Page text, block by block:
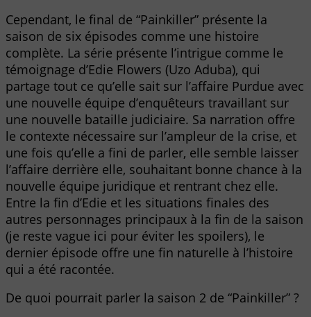
Cependant, le final de “Painkiller” présente la
saison de six épisodes comme une histoire
complète. La série présente l’intrigue comme le
témoignage d’Edie Flowers (Uzo Aduba), qui
partage tout ce qu’elle sait sur l’affaire Purdue avec
une nouvelle équipe d’enquêteurs travaillant sur
une nouvelle bataille judiciaire. Sa narration offre
le contexte nécessaire sur l’ampleur de la crise, et
une fois qu’elle a fini de parler, elle semble laisser
l’affaire derrière elle, souhaitant bonne chance à la
nouvelle équipe juridique et rentrant chez elle.
Entre la fin d’Edie et les situations finales des
autres personnages principaux à la fin de la saison
(je reste vague ici pour éviter les spoilers), le
dernier épisode offre une fin naturelle à l’histoire
qui a été racontée.
De quoi pourrait parler la saison 2 de “Painkiller” ?